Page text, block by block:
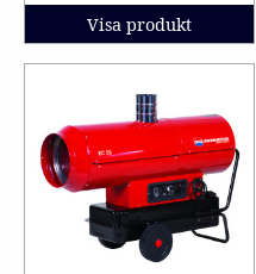
Visa produkt